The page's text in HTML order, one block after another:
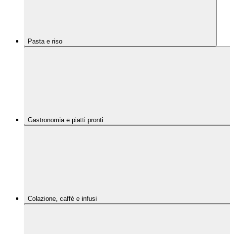
Pasta e riso
Gastronomia e piatti pronti
Colazione, caffè e infusi